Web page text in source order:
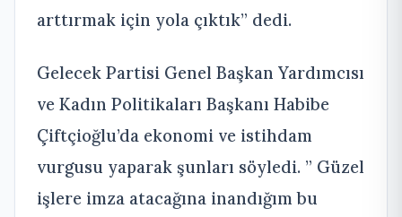
arttırmak için yola çıktık” dedi.
Gelecek Partisi Genel Başkan Yardımcısı
ve Kadın Politikaları Başkanı Habibe
Çiftçioğlu’da ekonomi ve istihdam
vurgusu yaparak şunları söyledi. ” Güzel
işlere imza atacağına inandığım bu